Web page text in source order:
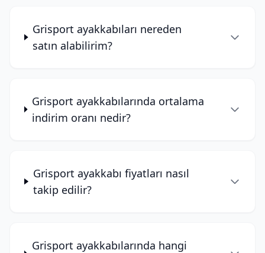
Grisport ayakkabıları nereden
satın alabilirim?
Grisport ayakkabılarında ortalama
indirim oranı nedir?
Grisport ayakkabı fiyatları nasıl
takip edilir?
Grisport ayakkabılarında hangi